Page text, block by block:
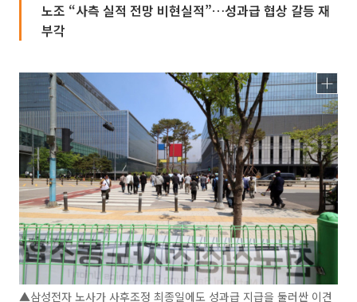
노조 “사측 실적 전망 비현실적”…성과급 협상 갈등 재
부각
▲삼성전자 노사가 사후조정 최종일에도 성과급 지급을 둘러싼 이견